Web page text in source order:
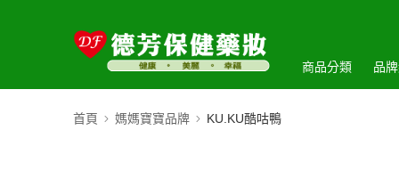
商品分類 品
首頁 媽媽寶寶品牌 KU.KU酷咕鴨